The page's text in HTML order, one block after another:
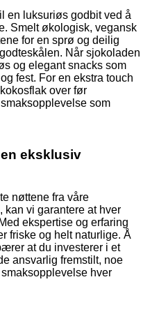
en luksuriøs godbit ved å
Smelt økologisk, vegansk
for en sprø og deilig
Når sjokoladen
og elegant snacks som
fest. For en ekstra touch
over før
som
eksklusiv
nøttene fra våre
kan vi garantere at hver
ekspertise og erfaring
friske og helt naturlige. Å
at du investerer i et
ansvarlig fremstilt, noe
hver